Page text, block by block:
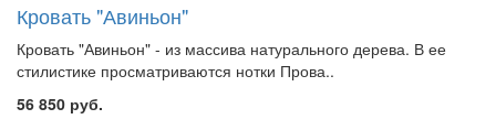
Кровать "Авиньон"
Кровать "Авиньон" - из массива натурального дерева. В ее
стилистике просматриваются нотки Прова..
56 850 руб.